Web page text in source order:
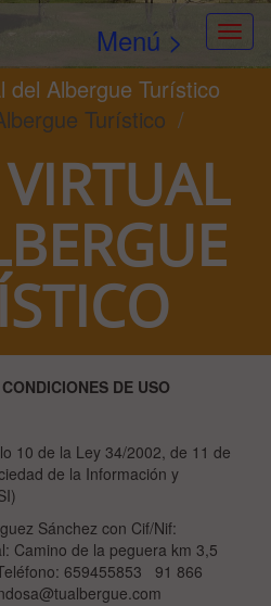
Menú >
del Albergue Turístico
Turístico
DE USO
10 de la Ley 34/2002, de 11 de
de la Información y
Sánchez con Cif/Nif:
Camino de la peguera km 3,5
659455853 91 866